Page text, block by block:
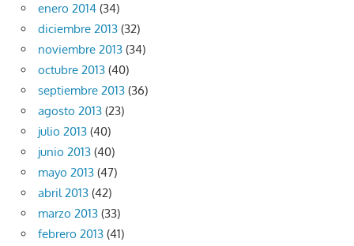
enero 2014 (34)
diciembre 2013 (32)
noviembre 2013 (34)
octubre 2013 (40)
septiembre 2013 (36)
agosto 2013 (23)
julio 2013 (40)
junio 2013 (40)
mayo 2013 (47)
abril 2013 (42)
marzo 2013 (33)
febrero 2013 (41)